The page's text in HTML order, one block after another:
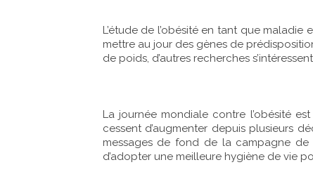
L’étude de l’obésité en tant que
mettre au jour des gènes de
de poids, d’autres recherches
La journée mondiale contre l’obésité
cessent d’augmenter depuis plusieurs
messages de fond de la campagne de
d’adopter une meilleure hygiène de vie